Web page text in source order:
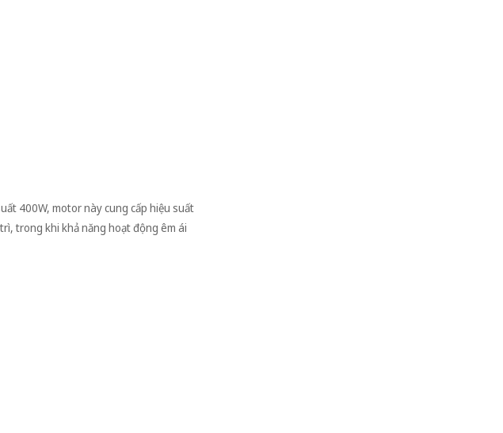
400W, motor này cung cấp hiệu suất
trong khi khả năng hoạt động êm ái